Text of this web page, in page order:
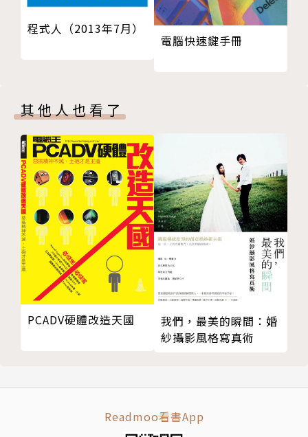
程式人（2013年7月）
電腦快速鍵手冊
其他人也看了
PCADV硬體改造天國
我們，最美的瞬間：婚
紗攝影風格寫真術
Readmoo看書App